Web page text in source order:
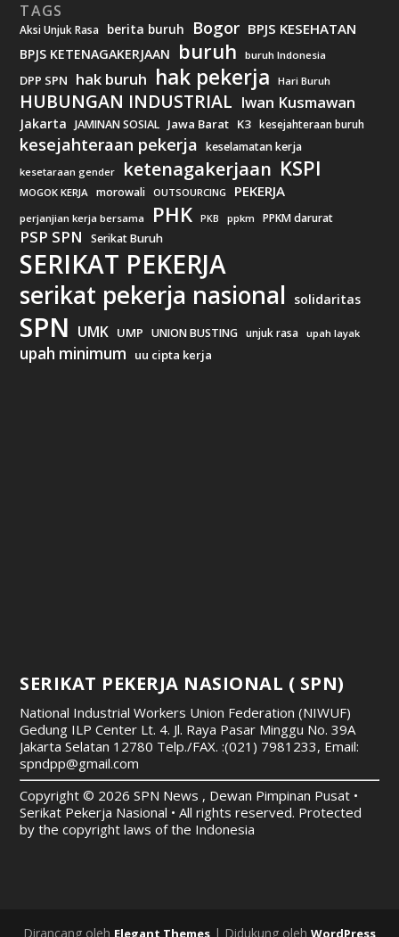
TAGS
Aksi Unjuk Rasa berita buruh Bogor BPJS KESEHATAN
BPJS KETENAGAKERJAAN buruh buruh Indonesia
DPP SPN hak buruh hak pekerja Hari Buruh
HUBUNGAN INDUSTRIAL Iwan Kusmawan
Jakarta JAMINAN SOSIAL Jawa Barat K3 kesejahteraan buruh
kesejahteraan pekerja keselamatan kerja
kesetaraan gender ketenagakerjaan KSPI
MOGOK KERJA morowali OUTSOURCING PEKERJA
perjanjian kerja bersama PHK PKB ppkm PPKM darurat
PSP SPN Serikat Buruh
SERIKAT PEKERJA
serikat pekerja nasional solidaritas
SPN UMK UMP UNION BUSTING unjuk rasa upah layak
upah minimum uu cipta kerja
SERIKAT PEKERJA NASIONAL ( SPN)
National Industrial Workers Union Federation (NIWUF)
Gedung ILP Center Lt. 4. Jl. Raya Pasar Minggu No. 39A
Jakarta Selatan 12780 Telp./FAX. :(021) 7981233, Email:
spndpp@gmail.com
Copyright © 2026 SPN News , Dewan Pimpinan Pusat •
Serikat Pekerja Nasional • All rights reserved. Protected
by the copyright laws of the Indonesia
Dirancang oleh Elegant Themes | Didukung oleh WordPress